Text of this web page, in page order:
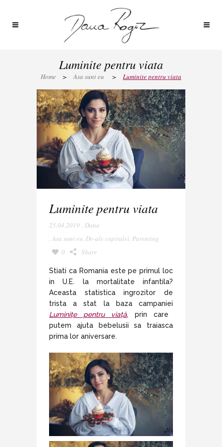
Luminite pentru viata
Home > Asa sunt eu > Luminite pentru viata
Luminite pentru viata
25.04.2019 , Dana
, Asa sunt eu, De-ale capitalei, Parenting
0
Share
Stiati ca Romania este pe primul loc
in U.E. la mortalitate infantila?
Aceasta statistica ingrozitor de
trista a stat la baza campaniei
Luminițe pentru viață, prin care
putem ajuta bebelusii sa traiasca
prima lor aniversare.